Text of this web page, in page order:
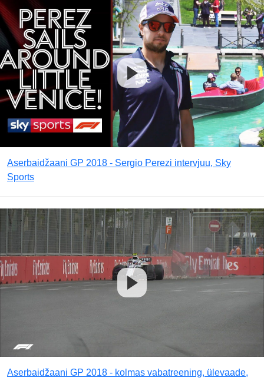
Aserbaidžaani GP 2018 - Sergio Perezi intervjuu, Sky
Sports
Aserbaidžaani GP 2018 - kolmas vabatreening, ülevaade,